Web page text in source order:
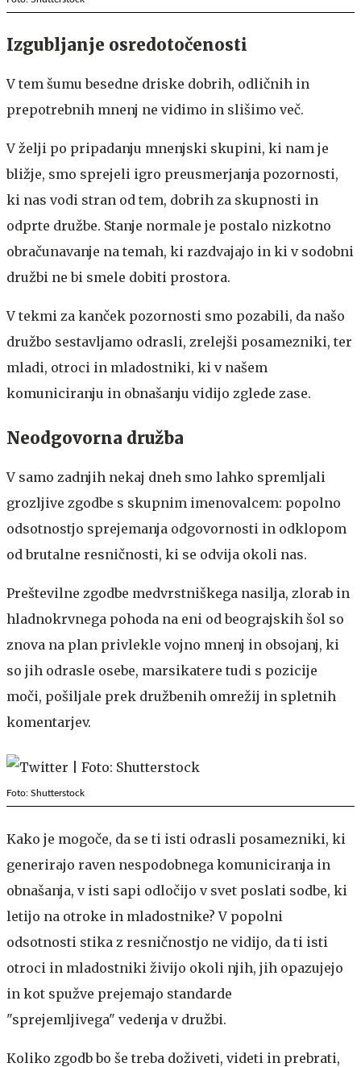
Izgubljanje osredotočenosti
V tem šumu besedne driske dobrih, odličnih in
prepotrebnih mnenj ne vidimo in slišimo več.
V želji po pripadanju mnenjski skupini, ki nam je
bližje, smo sprejeli igro preusmerjanja pozornosti,
ki nas vodi stran od tem, dobrih za skupnosti in
odprte družbe. Stanje normale je postalo nizkotno
obračunavanje na temah, ki razdvajajo in ki v sodobni
družbi ne bi smele dobiti prostora.
V tekmi za kanček pozornosti smo pozabili, da našo
družbo sestavljamo odrasli, zrelejši posamezniki, ter
mladi, otroci in mladostniki, ki v našem
komuniciranju in obnašanju vidijo zglede zase.
Neodgovorna družba
V samo zadnjih nekaj dneh smo lahko spremljali
grozljive zgodbe s skupnim imenovalcem: popolno
odsotnostjo sprejemanja odgovornosti in odklopom
od brutalne resničnosti, ki se odvija okoli nas.
Preštevilne zgodbe medvrstniškega nasilja, zlorab in
hladnokrvnega pohoda na eni od beograjskih šol so
znova na plan privlekle vojno mnenj in obsojanj, ki
so jih odrasle osebe, marsikatere tudi s pozicije
moči, pošiljale prek družbenih omrežij in spletnih
komentarjev.
Foto: Shutterstock
Kako je mogoče, da se ti isti odrasli posamezniki, ki
generirajo raven nespodobnega komuniciranja in
obnašanja, v isti sapi odločijo v svet poslati sodbe, ki
letijo na otroke in mladostnike? V popolni
odsotnosti stika z resničnostjo ne vidijo, da ti isti
otroci in mladostniki živijo okoli njih, jih opazujejo
in kot spužve prejemajo standarde
"sprejemljivega" vedenja v družbi.
Koliko zgodb bo še treba doživeti, videti in prebrati,